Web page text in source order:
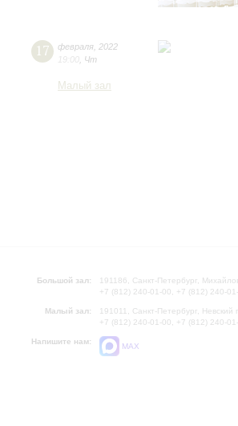
17 февраля 2022
19:00 Чт
Малый зал
Большой зал:
191186, Санкт-Петербург,
+7 (812) 240-01-00, +7 (812) 240-
Малый зал:
191011, Санкт-Петербург, Невский
+7 (812) 240-01-00, +7 (812) 240-
Напишите нам:
MAX